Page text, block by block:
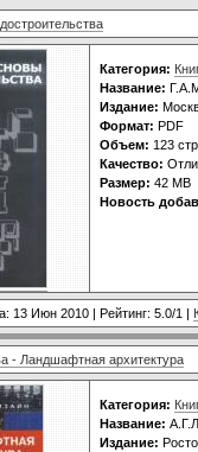
Категория:
Название:
Издание:
Формат: PDF
Объем: 123
Качество:
Размер: 42 MB
Новость
13 Июн 2010 | Рейтинг: 5.0/1 |
- Ландшафтная архитектура
Категория:
Название:
Издание: